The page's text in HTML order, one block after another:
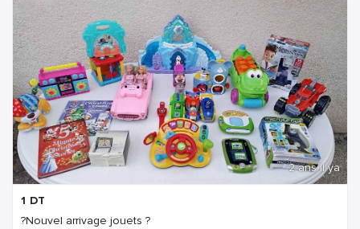
2 ans Il ya
1 DT
?Nouvel arrivage jouets ?